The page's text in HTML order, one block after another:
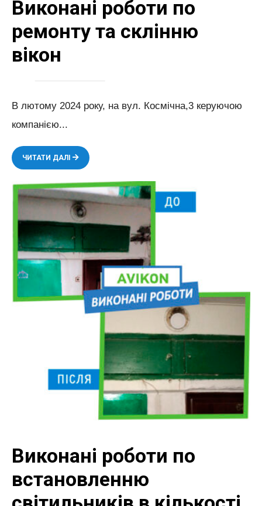
Виконані роботи по
ремонту та склінню
вікон
В лютому 2024 року, на вул. Космічна,3 керуючою
компанією...
ЧИТАТИ ДАЛІ
ВИКОНАНІ
РОБОТИ
ПО
РЕМОНТУ
ТА
СКЛІННЮ
Виконані роботи по
встановленню